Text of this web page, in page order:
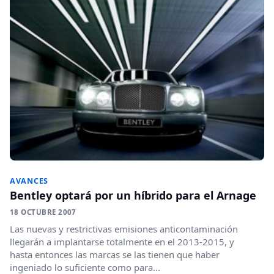
AVANCES
Bentley optará por un híbrido para el Arnage
18 OCTUBRE 2007
Las nuevas y restrictivas emisiones anticontaminación
llegarán a implantarse totalmente en el 2013-2015, y
hasta entonces las marcas se las tienen que haber
ingeniado lo suficiente como para...